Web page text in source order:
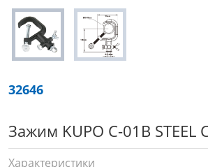
32646
Зажим KUPO C-01B STEEL
Характеристики